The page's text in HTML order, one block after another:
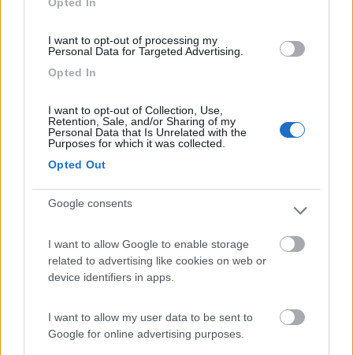
I want to opt-out of processing my
Personal Data for Targeted Advertising.
Opted In
I want to opt-out of Collection, Use,
Retention, Sale, and/or Sharing of my
Personal Data that Is Unrelated with the
Purposes for which it was collected.
Opted Out
Google consents
I want to allow Google to enable storage
related to advertising like cookies on web or
device identifiers in apps.
I want to allow my user data to be sent to
Google for online advertising purposes.
archimedep59
102
Controllando quella lista su quell'imac si puo' mettere al
massimo win7 32 bit, il file dmg di virtualbox posso spedirtelo
con wetransfer se riesci ad aprire il sto wetransfer
impiegatodel...
30961
In risposta al messaggio diarchimedep59 del09/04/2020alle 17:23:45
Controllando quella lista su quell'imac si puo' mettere al massimo win7
32 bit, il file dmg di virtualbox posso spedirtelo con wetransfer se riesci
Ti ringrazio. Mi sa che lo lascerò così allora.
Ho paura che non mi risolva comunque la situazione